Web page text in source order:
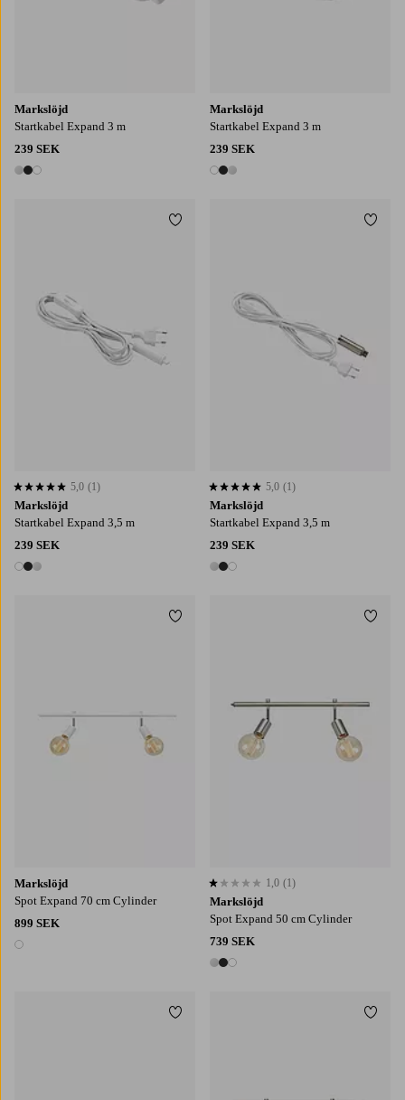
Markslöjd
Startkabel Expand 3 m
239 SEK
3 färger
Markslöjd
Startkabel Expand 3 m
239 SEK
3 färger
Markslöjd
Startkabel Expand 3,5 m
239 SEK
3 färger
5,0 baserat på 1 st betyg
5,0 (1)
Lägg till i favoriter
Markslöjd
Startkabel Expand 3,5 m
239 SEK
3 färger
5,0 baserat på 1 st betyg
5,0 (1)
Markslöjd
Spot Expand 70 cm Cylinder
899 SEK
1 färg
Lägg till i favoriter
Markslöjd
Spot Expand 50 cm Cylinder
739 SEK
3 färger
1,0 baserat på 1 st betyg
1,0 (1)
Lägg till i favoriter